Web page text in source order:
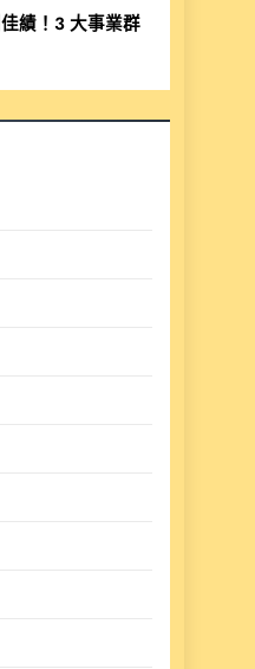
績！3 大事業群